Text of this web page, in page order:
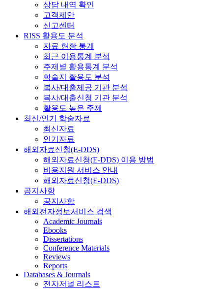
상담 내역 확인
고객제안
신고센터
RISS 활용도 분석
자료 현황 통계
최근 이용통계 분석
주제별 활용통계 분석
학술지 활용도 분석
복사/대출제공 기관 분석
복사/대출신청 기관 분석
활용도 높은 주제
최신/인기 학술자료
최신자료
인기자료
해외자료신청(E-DDS)
해외자료신청(E-DDS) 이용 방법
비용지원 서비스 안내
해외자료신청(E-DDS)
공지사항
공지사항
해외전자정보서비스 검색
Academic Journals
Ebooks
Dissertations
Conference Materials
Reviews
Reports
Databases & Journals
전자저널 리스트